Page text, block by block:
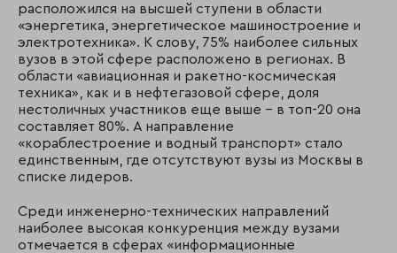
расположился на высшей ступени в области
«энергетика, энергетическое машиностроение и
электротехника». К слову, 75% наиболее сильных
вузов в этой сфере расположено в регионах. В
области «авиационная и ракетно-космическая
техника», как и в нефтегазовой сфере, доля
нестоличных участников еще выше – в топ-20 она
составляет 80%. А направление
«кораблестроение и водный транспорт» стало
единственным, где отсутствуют вузы из Москвы в
списке лидеров.
Среди инженерно-технических направлений
наиболее высокая конкуренция между вузами
отмечается в сферах «информационные